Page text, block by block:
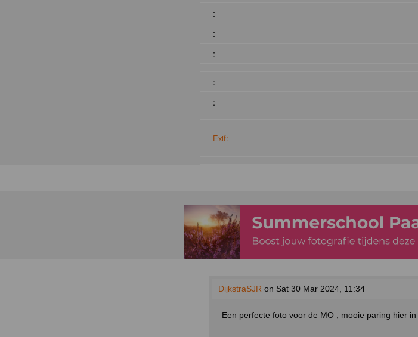
:
:
:
:
:
Exif:
DijkstraSJR on Sat 30 Mar 2024, 11:34
Een perfecte foto voor de MO , mooie paring hier